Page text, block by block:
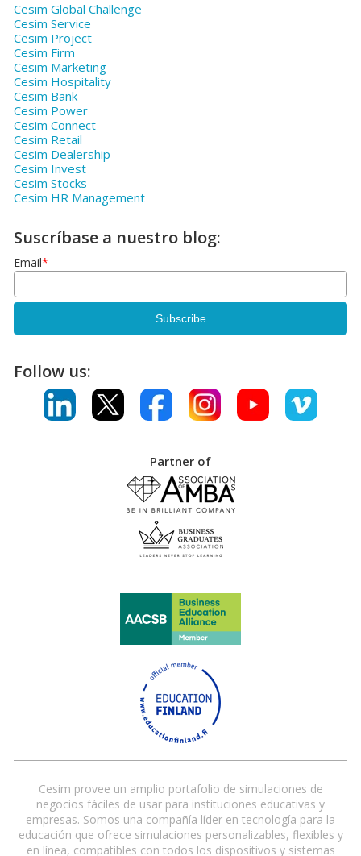
Cesim Global Challenge
Cesim Service
Cesim Project
Cesim Firm
Cesim Marketing
Cesim Hospitality
Cesim Bank
Cesim Power
Cesim Connect
Cesim Retail
Cesim Dealership
Cesim Invest
Cesim Stocks
Cesim HR Management
Suscríbase a nuestro blog:
Email*
Follow us:
Partner of
Cesim provee un amplio portafolio de simulaciones de
negocios fáciles de usar para instituciones educativas y
empresas. Somos una compañía líder en tecnología para la
educación que ofrece simulaciones personalizables, flexibles y
en línea, compatibles con todos los dispositivos y sistemas